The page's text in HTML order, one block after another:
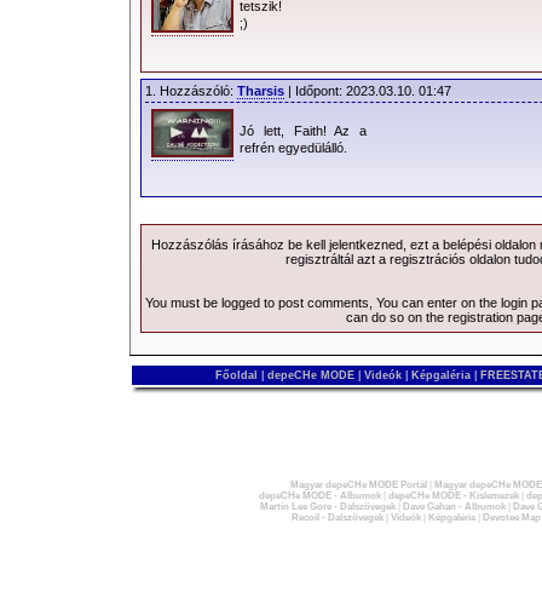
tetszik!
;)
1. Hozzászóló: Tharsis | Időpont: 2023.03.10. 01:47
Jó lett, Faith! Az a
refrén egyedülálló.
Hozzászólás írásához be kell jelentkezned, ezt a belépésioldalon
regisztráltál azt a regisztrációs oldalon
You must be logged to post comments, You can enter on the login
can do so on the registration
Főoldal depeCHe MODE Videók Képgaléria
Magyar depeCHe MODE Portál
Magyar depeCHe
depeCHe MODE - Albumok| depeCHe MODE - Kislemezek|
Martin Lee Gore - Dalszövegek| Dave Gahan - Albumok|
Dave
Recoil - Dalszövegek| Videók| Képgaléria| Devotee Map